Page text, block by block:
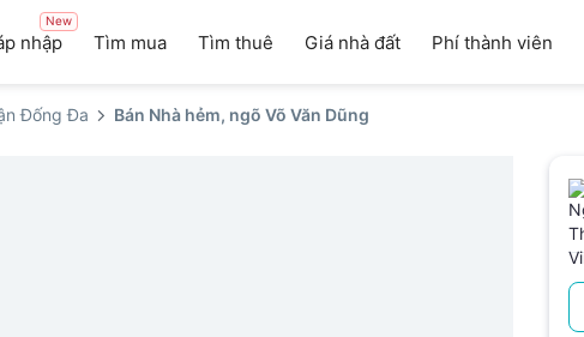
nhập
New
Tìm mua Tìm thuê Giá nhà đất Phí thành viên
Đống Đa Bán Nhà hẻm, ngõ Võ Văn Dũng